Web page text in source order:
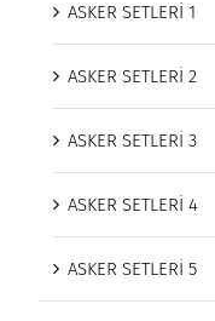
ASKER SETLERİ 1
ASKER SETLERİ 2
ASKER SETLERİ 3
ASKER SETLERİ 4
ASKER SETLERİ 5